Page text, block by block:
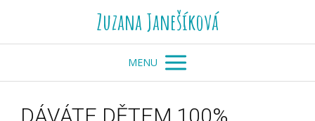
Zuzana Janešíková
MENU
DÁVÁTE DĚTEM 100%